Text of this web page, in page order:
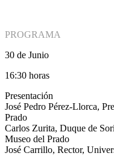
PROGRAMA
30 de Junio
16:30 horas
Presentación
José Pedro Pérez-Llorca,
Prado
Carlos Zurita, Duque de
Museo del Prado
José Carrillo, Rector,